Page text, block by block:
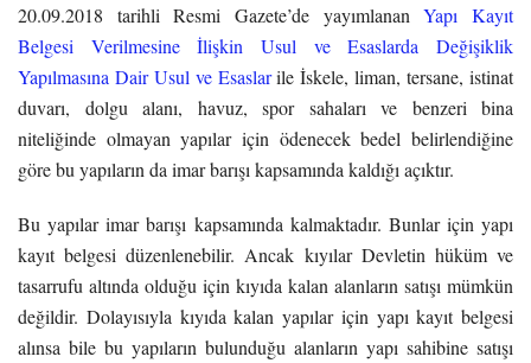
20.09.2018 tarihli Resmi Gazete’de yayımlananYapı Kayıt
Belgesi Verilmesine İlişkin Usul ve Esaslarda Değişiklik
Yapılmasına Dair Usul ve Esaslarile İskele, liman, tersane, istinat
duvarı, dolgu alanı, havuz, spor sahaları ve benzeri bina
niteliğinde olmayan yapılar için ödenecek bedel belirlendiğine
göre bu yapıların da imar barışı kapsamında kaldığı açıktır.
Bu yapılar imar barışı kapsamında kalmaktadır. Bunlar için yapı
kayıt belgesi düzenlenebilir. Ancak kıyılar Devletin hüküm ve
tasarrufu altında olduğu için kıyıda kalan alanların satışı mümkün
değildir. Dolayısıyla kıyıda kalan yapılar için yapı kayıt belgesi
alınsa bile bu yapıların bulunduğu alanların yapı sahibine satışı